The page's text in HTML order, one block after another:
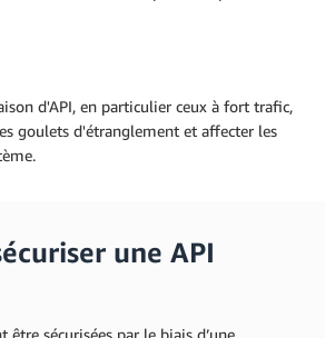
d'API, en particulier ceux à fort trafic,
goulets d'étranglement et affecter les
une API
être sécurisées par le biais d’une